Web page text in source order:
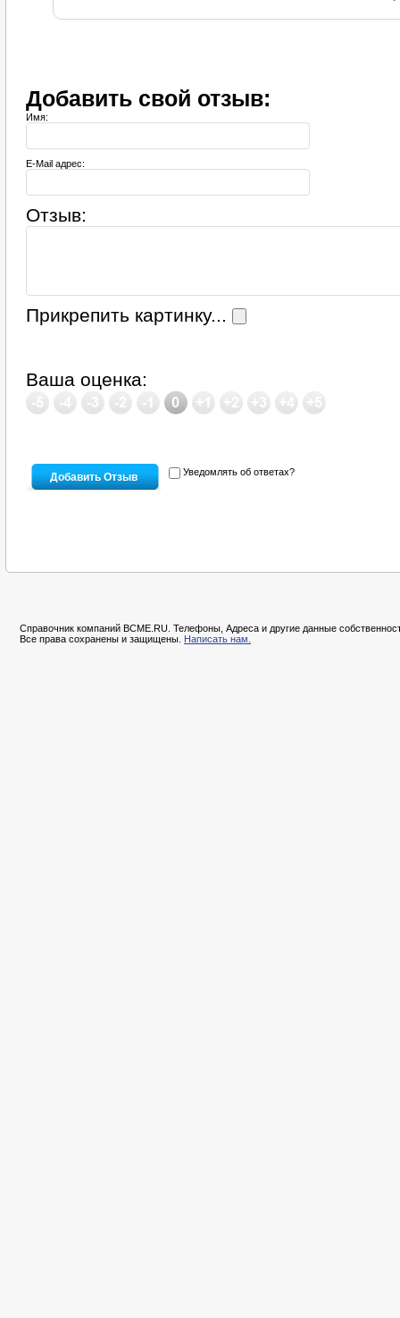
Добавить свой отзыв:
Имя:
E-Mail адрес:
Отзыв:
Прикрепить картинку...
Ваша оценка:
Уведомлять об ответах?
Справочник компаний BCME.RU. Телефоны, Адреса и другие данные
Все права сохранены и защищены. Написать нам.